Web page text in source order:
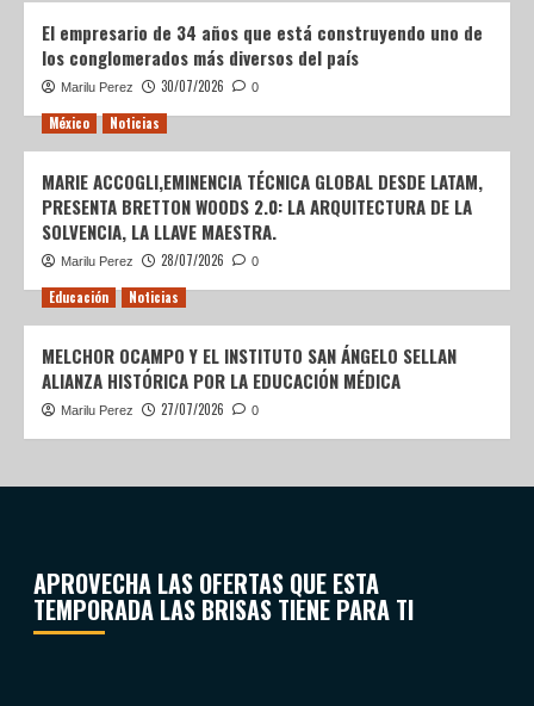
El empresario de 34 años que está construyendo uno de
los conglomerados más diversos del país
Marilu Perez 30/07/2026 0
México Noticias
MARIE ACCOGLI,EMINENCIA TÉCNICA GLOBAL DESDE LATAM,
PRESENTA BRETTON WOODS 2.0: LA ARQUITECTURA DE LA
SOLVENCIA, LA LLAVE MAESTRA.
Marilu Perez 28/07/2026 0
Educación Noticias
MELCHOR OCAMPO Y EL INSTITUTO SAN ÁNGELO SELLAN
ALIANZA HISTÓRICA POR LA EDUCACIÓN MÉDICA
Marilu Perez 27/07/2026 0
APROVECHA LAS OFERTAS QUE ESTA
TEMPORADA LAS BRISAS TIENE PARA TI